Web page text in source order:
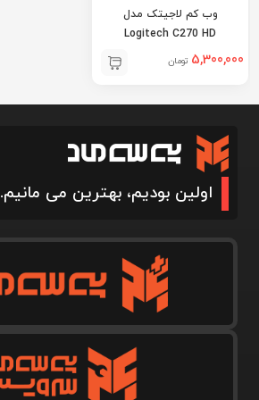
وب کم لاجیتک مدل
Logitech C270 HD
5,300,000 تومان
اولین بودیم، بهترین می مانیم.